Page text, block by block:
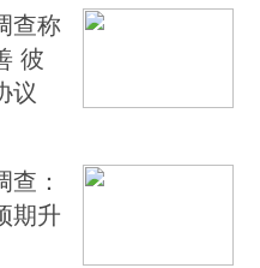
查称
彼
议
查：
期升